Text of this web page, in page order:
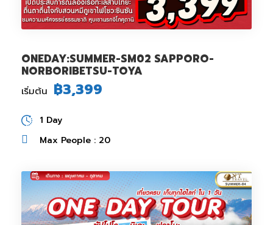
ONEDAY:SUMMER-SM02 SAPPORO-
NORBORIBETSU-TOYA
เริ่มต้น ฿3,399
1 Day
Max People : 20